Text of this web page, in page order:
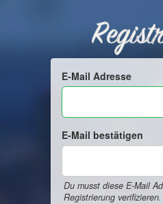
E-Mail Adresse
E-Mail bestätigen
Du musst diese E-Mail
Registrierung verifizieren.